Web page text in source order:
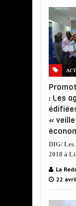
: Les
«
DIG/ Les
2018 à
La
22